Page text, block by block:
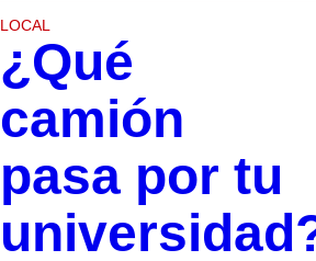
LOCAL
¿Qué
camión
pasa por tu